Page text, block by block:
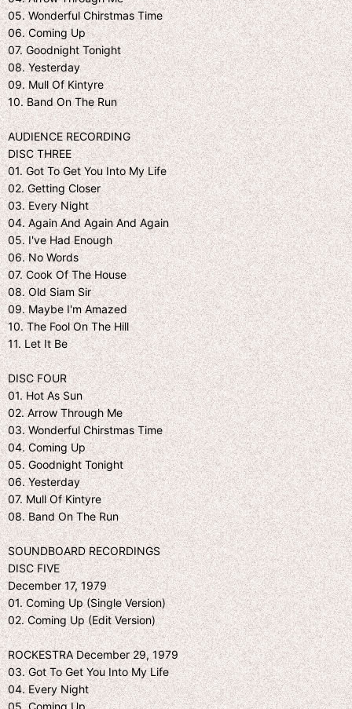
05. Wonderful Chirstmas Time
06. Coming Up
07. Goodnight Tonight
08. Yesterday
09. Mull Of Kintyre
10. Band On The Run
AUDIENCE RECORDING
DISC THREE
01. Got To Get You Into My Life
02. Getting Closer
03. Every Night
04. Again And Again And Again
05. I've Had Enough
06. No Words
07. Cook Of The House
08. Old Siam Sir
09. Maybe I'm Amazed
10. The Fool On The Hill
11. Let It Be
DISC FOUR
01. Hot As Sun
02. Arrow Through Me
03. Wonderful Chirstmas Time
04. Coming Up
05. Goodnight Tonight
06. Yesterday
07. Mull Of Kintyre
08. Band On The Run
SOUNDBOARD RECORDINGS
DISC FIVE
December 17, 1979
01. Coming Up (Single Version)
02. Coming Up (Edit Version)
ROCKESTRA December 29, 1979
03. Got To Get You Into My Life
04. Every Night
05. Coming Up